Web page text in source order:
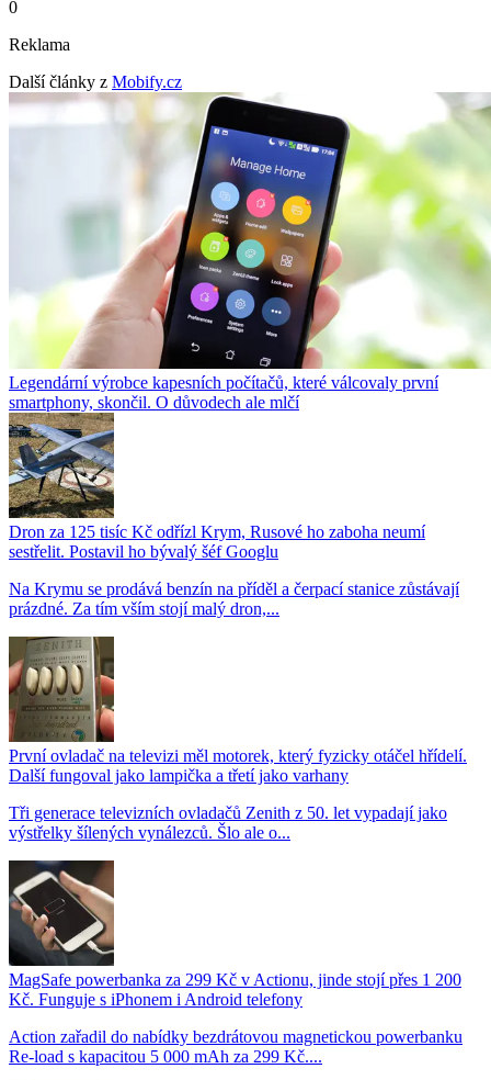
0
Reklama
Další články z Mobify.cz
Legendární výrobce kapesních počítačů, které válcovaly první
smartphony, skončil. O důvodech ale mlčí
Dron za 125 tisíc Kč odřízl Krym, Rusové ho zaboha neumí
sestřelit. Postavil ho bývalý šéf Googlu
Na Krymu se prodává benzín na příděl a čerpací stanice zůstávají
prázdné. Za tím vším stojí malý dron,...
První ovladač na televizi měl motorek, který fyzicky otáčel hřídelí.
Další fungoval jako lampička a třetí jako varhany
Tři generace televizních ovladačů Zenith z 50. let vypadají jako
výstřelky šílených vynálezců. Šlo ale o...
MagSafe powerbanka za 299 Kč v Actionu, jinde stojí přes 1 200
Kč. Funguje s iPhonem i Android telefony
Action zařadil do nabídky bezdrátovou magnetickou powerbanku
Re-load s kapacitou 5 000 mAh za 299 Kč....